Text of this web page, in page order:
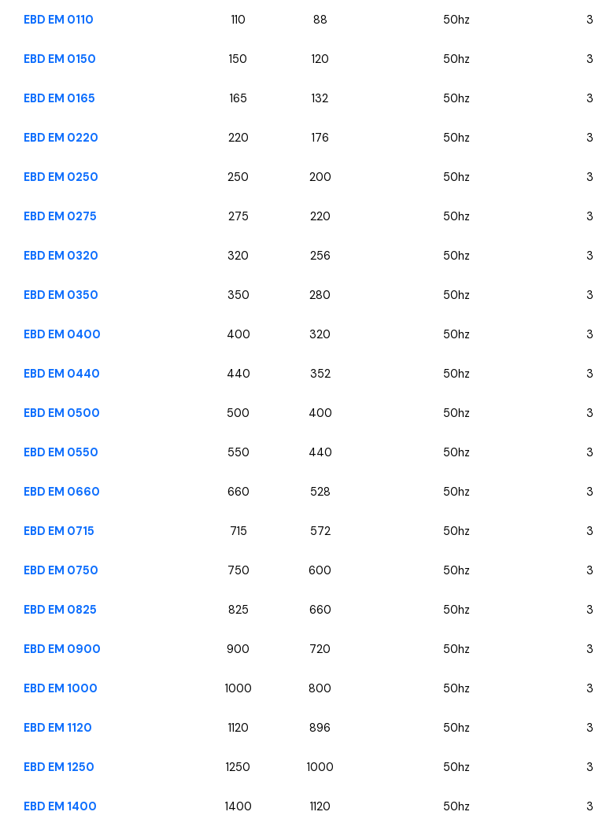
EBD EM 0110 110 88 50hz 3
EBD EM 0150 150 120 50hz 3
EBD EM 0165 165 132 50hz 3
EBD EM 0220 220 176 50hz 3
EBD EM 0250 250 200 50hz 3
EBD EM 0275 275 220 50hz 3
EBD EM 0320 320 256 50hz 3
EBD EM 0350 350 280 50hz 3
EBD EM 0400 400 320 50hz 3
EBD EM 0440 440 352 50hz 3
EBD EM 0500 500 400 50hz 3
EBD EM 0550 550 440 50hz 3
EBD EM 0660 660 528 50hz 3
EBD EM 0715 715 572 50hz 3
EBD EM 0750 750 600 50hz 3
EBD EM 0825 825 660 50hz 3
EBD EM 0900 900 720 50hz 3
EBD EM 1000 1000 800 50hz 3
EBD EM 1120 1120 896 50hz 3
EBD EM 1250 1250 1000 50hz 3
EBD EM 1400 1400 1120 50hz 3